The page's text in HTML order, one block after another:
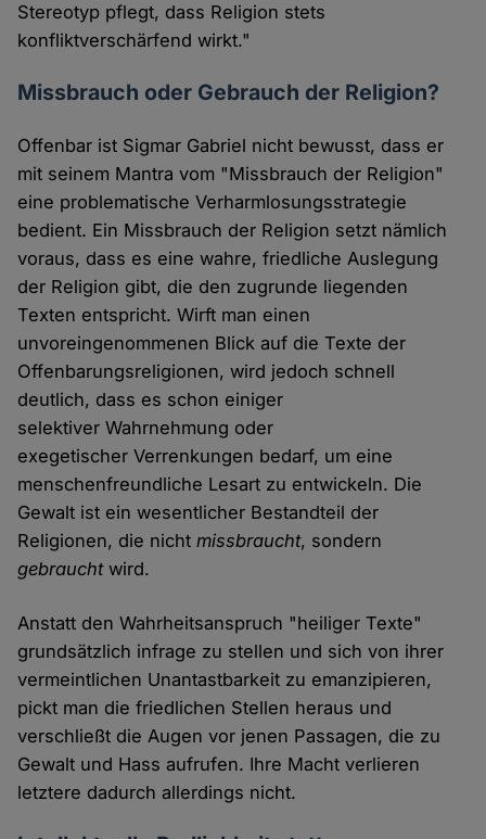
Stereotyp pflegt, dass Religion stets
konfliktverschärfend wirkt."
Missbrauch oder Gebrauch der Religion?
Offenbar ist Sigmar Gabriel nicht bewusst, dass er
mit seinem Mantra vom "Missbrauch der Religion"
eine problematische Verharmlosungsstrategie
bedient. Ein Missbrauch der Religion setzt nämlich
voraus, dass es eine wahre, friedliche Auslegung
der Religion gibt, die den zugrunde liegenden
Texten entspricht. Wirft man einen
unvoreingenommenen Blick auf die Texte der
Offenbarungsreligionen, wird jedoch schnell
deutlich, dass es schon einiger
selektiver Wahrnehmung oder
exegetischer Verrenkungen bedarf, um eine
menschenfreundliche Lesart zu entwickeln. Die
Gewalt ist ein wesentlicher Bestandteil der
Religionen, die nichtmissbraucht, sondern
gebrauchtwird.
Anstatt den Wahrheitsanspruch "heiliger Texte"
grundsätzlich infrage zu stellen und sich von ihrer
vermeintlichen Unantastbarkeit zu emanzipieren,
pickt man die friedlichen Stellen heraus und
verschließt die Augen vor jenen Passagen, die zu
Gewalt und Hass aufrufen. Ihre Macht verlieren
letztere dadurch allerdings nicht.